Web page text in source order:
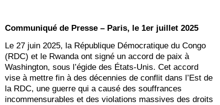
Communiqué de Presse – Paris, le 1er juillet 2025
Le 27 juin 2025, la République Démocratique du Congo
(RDC) et le Rwanda ont signé un accord de paix à
Washington, sous l’égide des États-Unis. Cet accord
vise à mettre fin à des décennies de conflit dans l’Est de
la RDC, une guerre qui a causé des souffrances
incommensurables et des violations massives des droits